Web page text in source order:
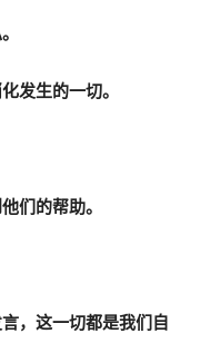
发生的一切。
们的帮助。
，这一切都是我们自